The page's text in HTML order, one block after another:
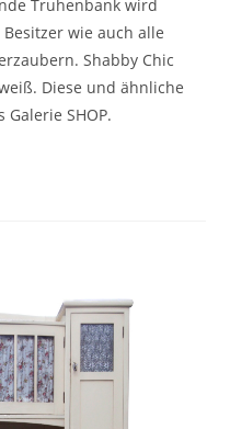
Truhenbank wird
wie auch alle
Shabby Chic
Diese und ähnliche
SHOP.